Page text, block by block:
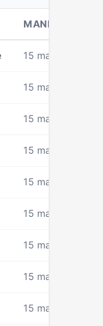
MANDAT DEPUIS
15 mars 2026
15 mars 2026
15 mars 2026
15 mars 2026
15 mars 2026
15 mars 2026
15 mars 2026
15 mars 2026
15 mars 2026